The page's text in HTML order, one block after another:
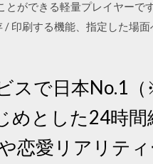
ができる軽量プレイヤーで
印刷する機能、指定した場
スで日本No.1
めとした24時間
愛リアリティ